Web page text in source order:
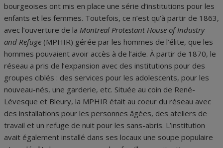
bourgeoises ont mis en place une série d’institutions pour les
enfants et les femmes. Toutefois, ce n’est qu’à partir de 1863,
avec l’ouverture de la Montreal Protestant House of Industry
and Refuge (MPHIR) gérée par les hommes de l’élite, que les
hommes pouvaient avoir accès à de l’aide. À partir de 1870, le
réseau a pris de l’expansion avec des institutions pour des
groupes ciblés : des services pour les adolescents, pour les
nouveau-nés, une garderie, etc. Située au coin de René-
Lévesque et Bleury, la MPHIR était au coeur du réseau avec
des installations pour les personnes âgées, des ateliers de
travail et un refuge de nuit pour les sans-abris. L’institution
avait également installé dans ses locaux une soupe populaire